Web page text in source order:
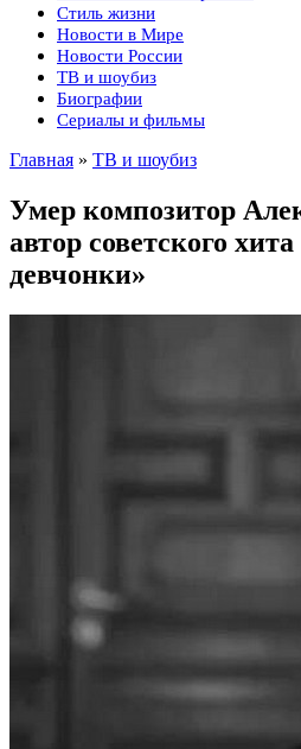
Стиль жизни
Новости в Мире
Новости России
ТВ и шоубиз
Биографии
Сериалы и фильмы
Главная » ТВ и шоубиз
Умер композитор
автор советского
девчонки»